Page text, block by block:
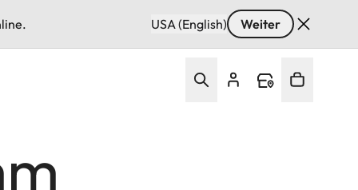
USA (English) Weiter